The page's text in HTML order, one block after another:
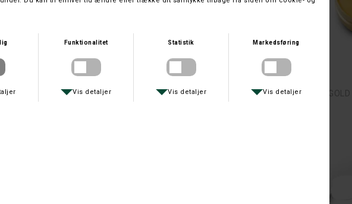
BLASER
VÅBENPLEJE SÆT
BRUNOX
BRUNOX VÅBENOLIE 100 ML